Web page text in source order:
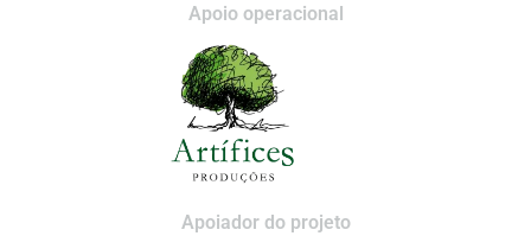
Apoio operacional
Apoiador do projeto